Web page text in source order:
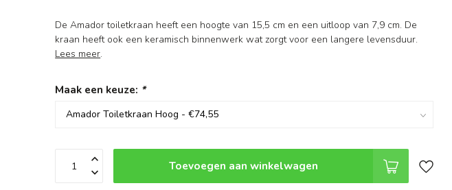
De Amador toiletkraan heeft een hoogte van 15,5 cm en een uitloop van 7,9 cm. De
kraan heeft ook een keramisch binnenwerk wat zorgt voor een langere levensduur.
Lees meer.
Maak een keuze: *
Toevoegen aan winkelwagen